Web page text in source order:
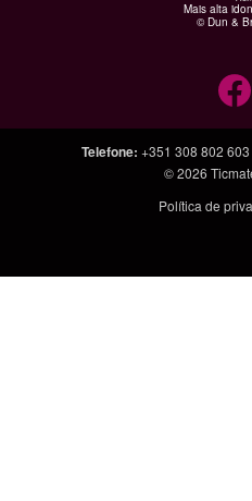
Mais alta
© Dun &
Telefone: +351 308 802 603
© 2026
Política de